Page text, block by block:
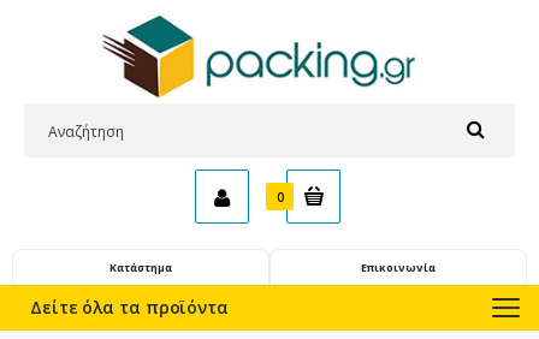
0
Κατάστημα Επικοινωνία
Δείτε όλα τα προϊόντα